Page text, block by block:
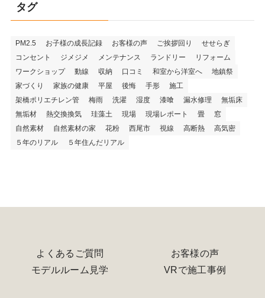
タグ
PM2.5 お子様の成長記録 お客様の声 ご挨拶回り
せせらぎ
コンセント
ジメジメ メンテナンス ランドリー
リフォーム
ワークショップ
動線 収納 口コミ 和室から洋室へ
地鎮祭
家づくり
家族の健康 平屋 後悔 手形
施工
架橋ポリエチレン管
梅雨 洗濯 湿度 漆喰 漏水修理
無垢床
無垢材
熱交換換気 珪藻土 現場 現場レポート 畳
窓
自然素材
自然素材の家 花粉 西尾市 視線 高断熱
高気密
５年のリアル
５年住んだリアル
よくあるご質問
お客様の声
モデルルーム見学
VRで施工事例